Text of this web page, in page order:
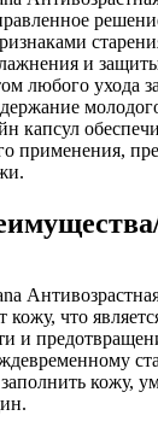
и
любого ухода
капсул
применения,
кожу, что
и
кожу,